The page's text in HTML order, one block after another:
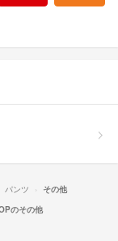
パンツ
その他
のその他